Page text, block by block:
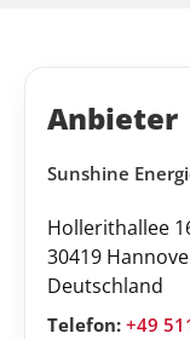
Anbieter
Sunshine
Hollerithallee
30419
Deutschland
Telefon: +49